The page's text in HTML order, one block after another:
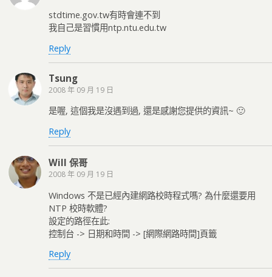
stdtime.gov.tw有時會連不到
我自己是習慣用ntp.ntu.edu.tw
Reply
Tsung
2008 年 09 月 19 日
是喔, 這個我是沒遇到過, 還是感謝您提供的資訊~ 🙂
Reply
Will 保哥
2008 年 09 月 19 日
Windows 不是已經內建網路校時程式嗎? 為什麼還要用
NTP 校時軟體?
設定的路徑在此:
控制台 -> 日期和時間 -> [網際網路時間]頁籤
Reply